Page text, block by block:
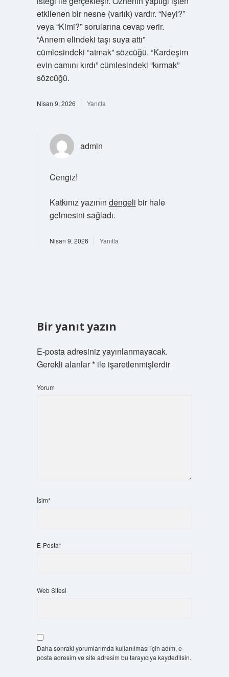
etkilenen bir nesne (varlık) vardır. “Neyi?”
veya “Kimi?” sorularına cevap verir.
“Annem elindeki taşı suya attı”
cümlesindeki “atmak” sözcüğü. “Kardeşim
evin camını kırdı” cümlesindeki “kırmak”
sözcüğü.
Nisan 9, 2026 Yanıtla
admin
Cengiz!
Katkınız yazının dengeli bir hale
gelmesini sağladı.
Nisan 9, 2026 Yanıtla
Bir yanıt yazın
E-posta adresiniz yayınlanmayacak.
Gerekli alanlar*ile işaretlenmişlerdir
Yorum
İsim*
E-Posta*
Web Sitesi
Daha sonraki yorumlarımda kullanılması için adım, e-
posta adresim ve site adresim bu tarayıcıya kaydedilsin.